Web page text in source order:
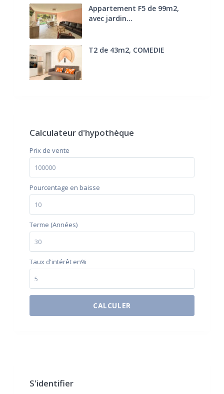
Appartement F5 de 99m2,
avec jardin...
T2 de 43m2, COMEDIE
Calculateur d'hypothèque
Prix ​​de vente
Pourcentage en baisse
Terme (Années)
Taux d'intérêt en%
CALCULER
$500 / month
S'identifier